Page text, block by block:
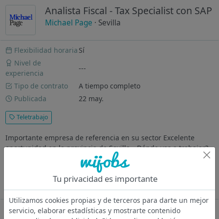
Analista Fiscal - Tax Specialist con SAP
Michael Page · Sevilla
Flexibilidad horaria Sí
Nivel de
experiencia
---
Tipo de contrato
A tiempo completo
Publicada
22 may.
Teletrabajo
Importante empresa de referencia en su sector Excelente
oportunidad en la provincia de Sevilla. ¿Dónde vas a trabajar?
Importante grupo internacional del sector agroalimentario,
con más de 30 años de trayectoria y presencia internacional,
Ver más
Oferta desactivada
Tu privacidad es importante
Utilizamos cookies propias y de terceros para darte un mejor
servicio, elaborar estadísticas y mostrarte contenido